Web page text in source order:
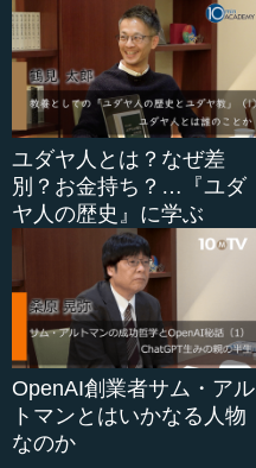
ユダヤ人とは？なぜ差
別？お金持ち？…『ユダ
ヤ人の歴史』に学ぶ
OpenAI創業者サム・アル
トマンとはいかなる人物
なのか